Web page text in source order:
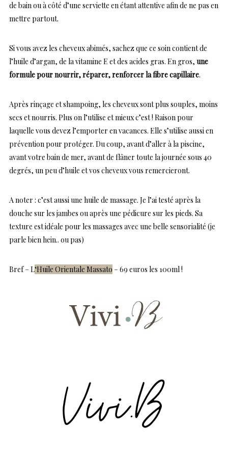
de bain ou à côté d’une serviette en étant attentive afin de ne pas en
mettre partout.
Si vous avez les cheveux abimés, sachez que ce soin contient de
l’huile d’argan, de la vitamine E et des acides gras. En gros, une
formule pour nourrir, réparer, renforcer la fibre capillaire.
Après rinçage et shampoing, les cheveux sont plus souples, moins
secs et nourris. Plus on l’utilise et mieux c’est ! Raison pour
laquelle vous devez l’emporter en vacances. Elle s’utilise aussi en
prévention pour protéger. Du coup, avant d’aller à la piscine,
avant votre bain de mer, avant de flâner toute la journée sous 40
degrés, un peu d’huile et vos cheveux vous remercieront.
A noter : c’est aussi une huile de massage. Je l’ai testé après la
douche sur les jambes ou après une pédicure sur les pieds. Sa
texture est idéale pour les massages avec une belle sensorialité (je
parle bien hein.. ou pas)
Bref – L‘Huile Orientale Massato – 69 euros les 100ml !